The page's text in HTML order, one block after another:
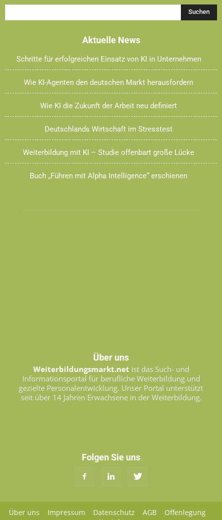
Aktuelle News
Schritte für erfolgreichen Einsatz von KI in Unternehmen
Wie KI-Agenten den deutschen Markt herausfordern
Wie KI die Zukunft der Arbeit neu definiert
Deutschlands Wirtschaft im Stresstest
Weiterbildung mit KI – Studie offenbart große Lücke
Buch „Führen mit Alpha Intelligence“ erschienen
Über uns
Weiterbildungsmarkt.net ist das Such- und
Informationsportal für berufliche Weiterbildung und
gezielte Personalentwicklung. Unser Portal unterstützt
seit über 14 Jahren Erwachsene in der Weiterbildung.
Folgen Sie uns
Über uns Impressum Datenschutz AGB
Offenlegung